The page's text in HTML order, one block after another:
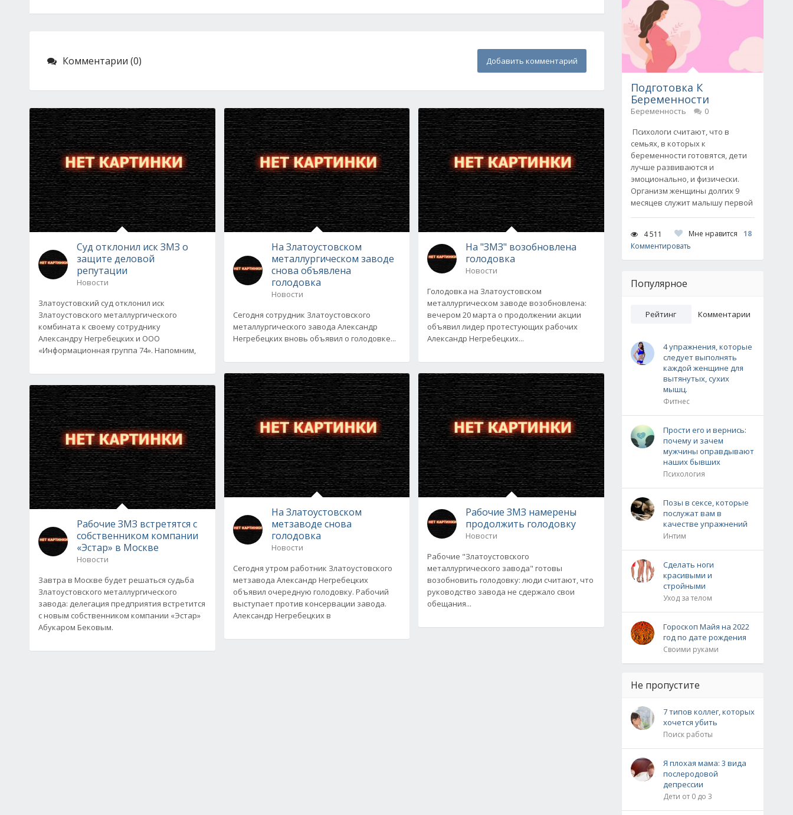
Комментарии (0) Добавить комментарий
Суд отклонил иск ЗМЗ о
защите деловой
репутации
Новости
Златоустовский суд отклонил иск
Златоустовского металлургического
комбината к своему сотруднику
Александру Негребецких и ООО
«Информационная группа 74». Напомним,
Рабочие ЗМЗ встретятся с
собственником компании
«Эстар» в Москве
Новости
Завтра в Москве будет решаться судьба
Златоустовского металлургического
завода: делегация предприятия встретится
с новым собственником компании «Эстар»
Абукаром Бековым.
На Златоустовском
металлургическом заводе
снова объявлена
голодовка
Новости
Сегодня сотрудник Златоустовского
металлургического завода Александр
Негребецких вновь объявил о голодовке...
На Златоустовском
метзаводе снова
голодовка
Новости
Сегодня утром работник Златоустовского
метзавода Александр Негребецких
объявил очередную голодовку. Рабочий
выступает против консервации завода.
Александр Негребецких в
На "ЗМЗ" возобновлена
голодовка
Новости
Голодовка на Златоустовском
металлургическом заводе возобновлена:
вечером 20 марта о продолжении акции
объявил лидер протестующих рабочих
Александр Негребецких...
Рабочие ЗМЗ намерены
продолжить голодовку
Новости
Рабочие "Златоустовского
металлургического завода" готовы
возобновить голодовку: люди считают, что
руководство завода не сдержало свои
обещания...
Подготовка К
Беременности
Беременность
0
Психологи считают, что в
семьях, в которых к
беременности готовятся, дети
лучше развиваются и
эмоционально, и физически.
Организм женщины долгих 9
месяцев служит малышу первой
4 511 Мне нравится
18
Комментировать
Популярное
Рейтинг Комментарии
4 упражнения, которые
следует выполнять
каждой женщине для
вытянутых, сухих
мышц.
Фитнес
Прости его и вернись:
почему и зачем
мужчины оправдывают
наших бывших
Психология
Позы в сексе, которые
послужат вам в
качестве упражнений
Интим
Сделать ноги
красивыми и
стройными
Уход за телом
Гороскоп Майя на 2022
год по дате рождения
Своими руками
Не пропустите
7 типов коллег, которых
хочется убить
Поиск работы
Я плохая мама: 3 вида
послеродовой
депрессии
Дети от 0 до 3